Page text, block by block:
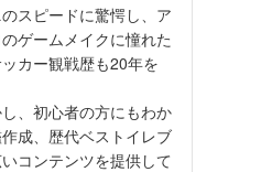
スピードに驚愕し、ア
ゲームメイクに憧れた
カー観戦歴も20年を
、初心者の方にもわか
成、歴代ベストイレブ
コンテンツを提供して